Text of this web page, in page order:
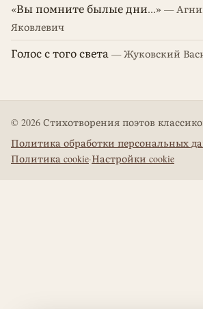
«Вы помните былые дни...» —
Яковлевич
Голос с того света — Жуковский
© 2026 Стихотворения поэтов
Политика обработки персональных
Политика cookie·Настройки cookie